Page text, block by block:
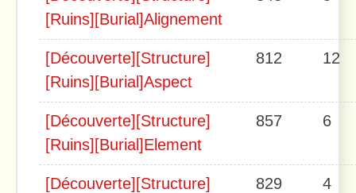
[Ruins][Burial]Alignement
[Découverte][Structure]
[Ruins][Burial]Aspect
812 12
[Découverte][Structure]
[Ruins][Burial]Element
857 6
[Découverte][Structure]
829 4